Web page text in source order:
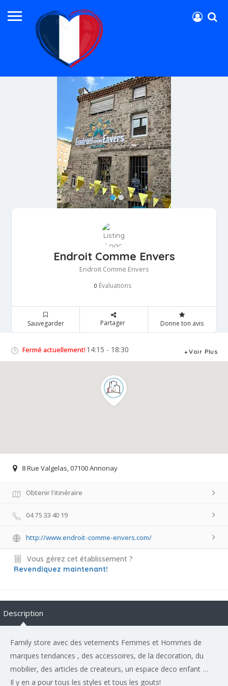
Endroit Comme Envers
Endroit Comme Envers
0 Évaluations
Sauvegarder Partager Donne ton avis
Fermé actuellement! 14:15 - 18:30 Voir Plus
8 Rue Valgelas, 07100 Annonay
Obtenir l'itinéraire
04 75 33 40 19
http://www.endroit-comme-envers.com/
Vous gérez cet établissement ?
Revendiquez maintenant!
Description
Family store avec des vetements Femmes et Hommes de
marques tendances , des accessoires, de la decoration, du
mobilier, des articles de createurs, un espace deco enfant …
Il y en a pour tous les styles et tous les gouts!